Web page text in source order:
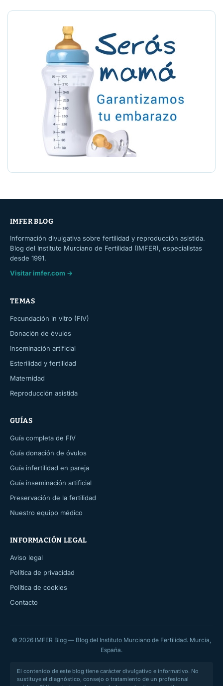
IMFER BLOG
Información divulgativa sobre fertilidad y reproducción asistida.
Blog del Instituto Murciano de Fertilidad (IMFER), especialistas
desde 1991.
Visitar imfer.com →
TEMAS
Fecundación in vitro (FIV)
Donación de óvulos
Inseminación artificial
Esterilidad y fertilidad
Maternidad
Reproducción asistida
GUÍAS
Guía completa de FIV
Guía donación de óvulos
Guía infertilidad en pareja
Guía inseminación artificial
Preservación de la fertilidad
Nuestro equipo médico
INFORMACIÓN LEGAL
Aviso legal
Política de privacidad
Política de cookies
Contacto
© 2026 IMFER Blog — Blog del Instituto Murciano de Fertilidad. Murcia,
España.
El contenido de este blog tiene carácter divulgativo e informativo. No
sustituye el diagnóstico, consejo o tratamiento de un profesional